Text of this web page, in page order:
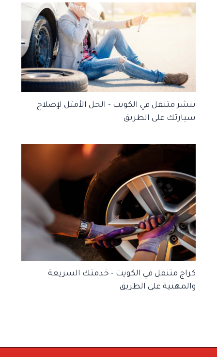
بنشر متنقل في الكويت – الحل الأمثل لإصلاح
سيارتك على الطريق
كراج متنقل في الكويت – خدمتك السريعة
والمهنية على الطريق